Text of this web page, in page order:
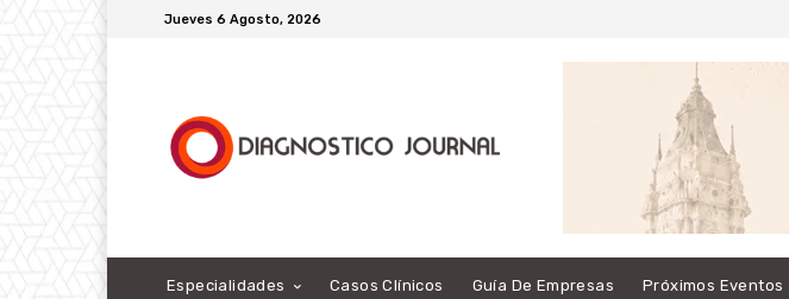
Jueves 6 Agosto, 2026
Especialidades Casos Clínicos Guía De Empresas Próximos Eventos